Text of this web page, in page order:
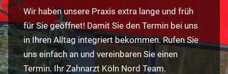
Wir haben unsere Praxis extra lange und früh
für Sie geöffnet! Damit Sie den Termin bei uns
in Ihren Alltag integriert bekommen. Rufen Sie
uns einfach an und vereinbaren Sie einen
Termin. Ihr Zahnarzt Köln Nord Team.